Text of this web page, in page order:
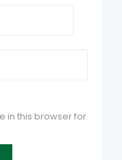
in this browser for